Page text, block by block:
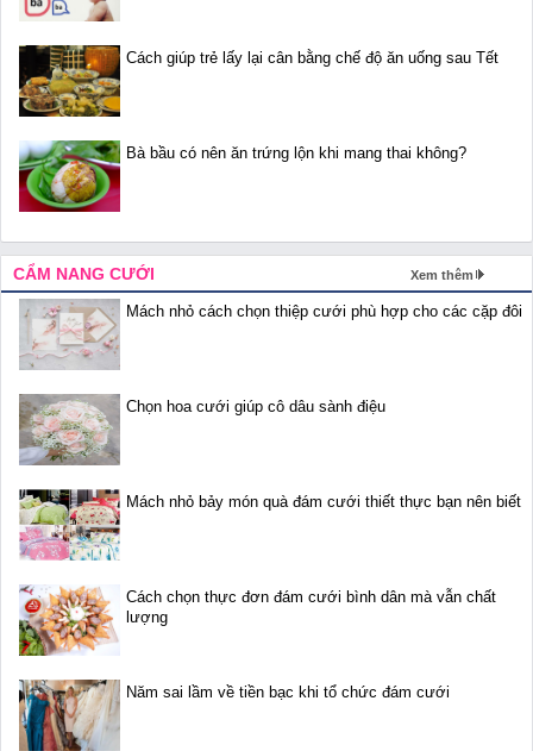
Cách giúp trẻ lấy lại cân bằng chế độ ăn uống sau Tết
Bà bầu có nên ăn trứng lộn khi mang thai không?
CẨM NANG CƯỚI Xem thêm
Mách nhỏ cách chọn thiệp cưới phù hợp cho các cặp đôi
Chọn hoa cưới giúp cô dâu sành điệu
Mách nhỏ bảy món quà đám cưới thiết thực bạn nên biết
Cách chọn thực đơn đám cưới bình dân mà vẫn chất
lượng
Năm sai lầm về tiền bạc khi tổ chức đám cưới